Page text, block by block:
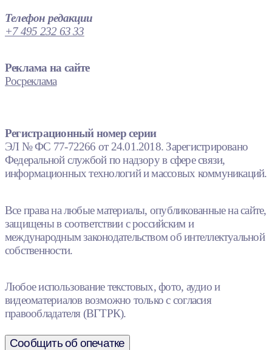
Телефон редакции
+7 495 232 63 33
Реклама на сайте
Росреклама
Регистрационный номер серии
ЭЛ № ФС 77-72266 от 24.01.2018. Зарегистрировано
Федеральной службой по надзору в сфере связи,
информационных технологий и массовых коммуникаций.
Все права на любые материалы, опубликованные на сайте,
защищены в соответствии с российским и
международным законодательством об интеллектуальной
собственности.
Любое использование текстовых, фото, аудио и
видеоматериалов возможно только с согласия
правообладателя (ВГТРК).
Сообщить об опечатке